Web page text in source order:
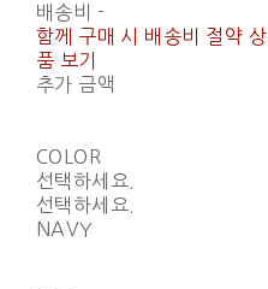
배송비 -
함께 구매 시 배송비 절약 상
품 보기
추가 금액
COLOR
선택하세요.
선택하세요.
NAVY